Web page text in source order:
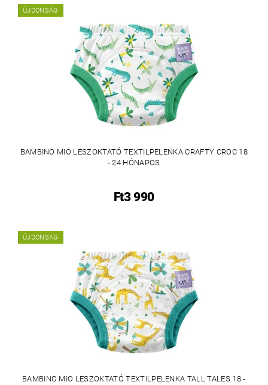
ÚJDONSÁG
BAMBINO MIO LESZOKTATÓ TEXTILPELENKA CRAFTY CROC 18
- 24 HÓNAPOS
Ft3 990
ÚJDONSÁG
BAMBINO MIO LESZOKTATÓ TEXTILPELENKA TALL TALES 18 -